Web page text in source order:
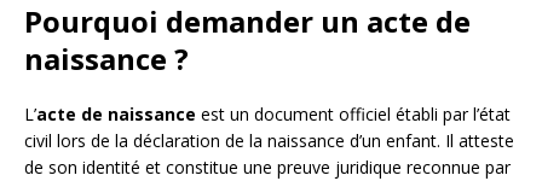
Pourquoi demander un acte de
naissance ?
L’acte de naissance est un document officiel établi par l’état
civil lors de la déclaration de la naissance d’un enfant. Il atteste
de son identité et constitue une preuve juridique reconnue par